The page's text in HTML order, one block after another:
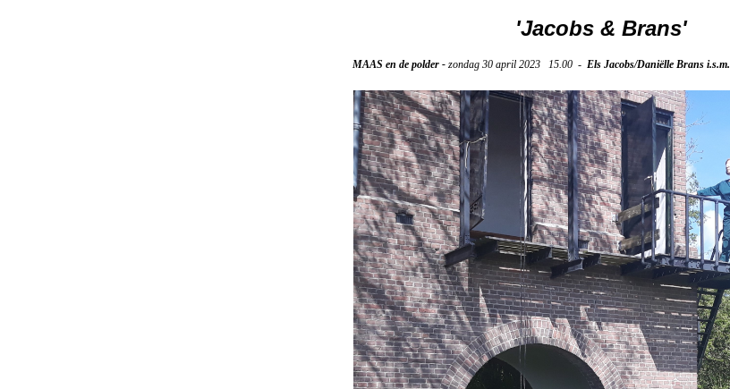
'Jacobs & Brans'
MAAS en de polder - zondag 30 april 2023 15.00 - Els Jacobs/Daniëlle Brans i.s.m.